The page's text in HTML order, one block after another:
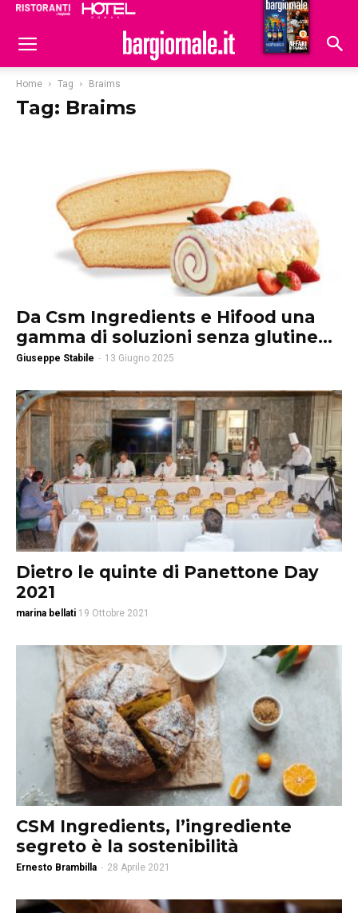
Hoteldomani
Home Tag Braims
Tag: Braims
Da Csm Ingredients e Hifood una
gamma di soluzioni senza glutine...
Giuseppe Stabile - 13 Giugno 2025
Dietro le quinte di Panettone Day
2021
marina bellati 19 Ottobre 2021
CSM Ingredients, l’ingrediente
segreto è la sostenibilità
Ernesto Brambilla - 28 Aprile 2021